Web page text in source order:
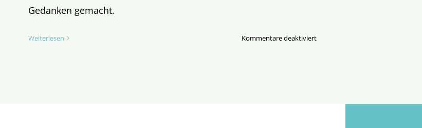
Gedanken gemacht.
Weiterlesen Kommentare deaktiviertfür